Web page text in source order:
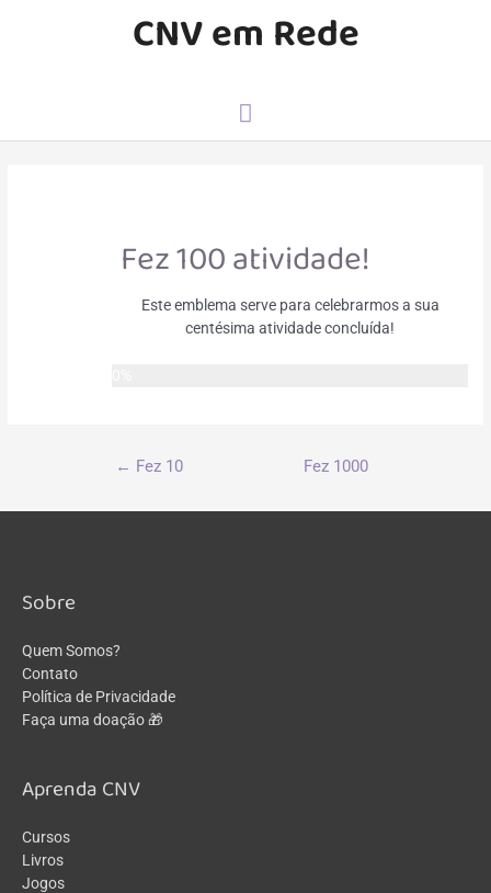
CNV em Rede
Menu
Fez 100 atividade!
Este emblema serve para celebrarmos a sua
centésima atividade concluída!
← Fez 10
Fez 1000
Sobre
Quem Somos?
Contato
Política de Privacidade
Faça uma doação 🎁
Aprenda CNV
Cursos
Livros
Jogos